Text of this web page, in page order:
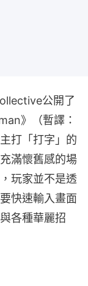
公開了
》（暫譯：
打「打字」的
滿懷舊感的場
玩家並不是透
快速輸入畫面
各種華麗招